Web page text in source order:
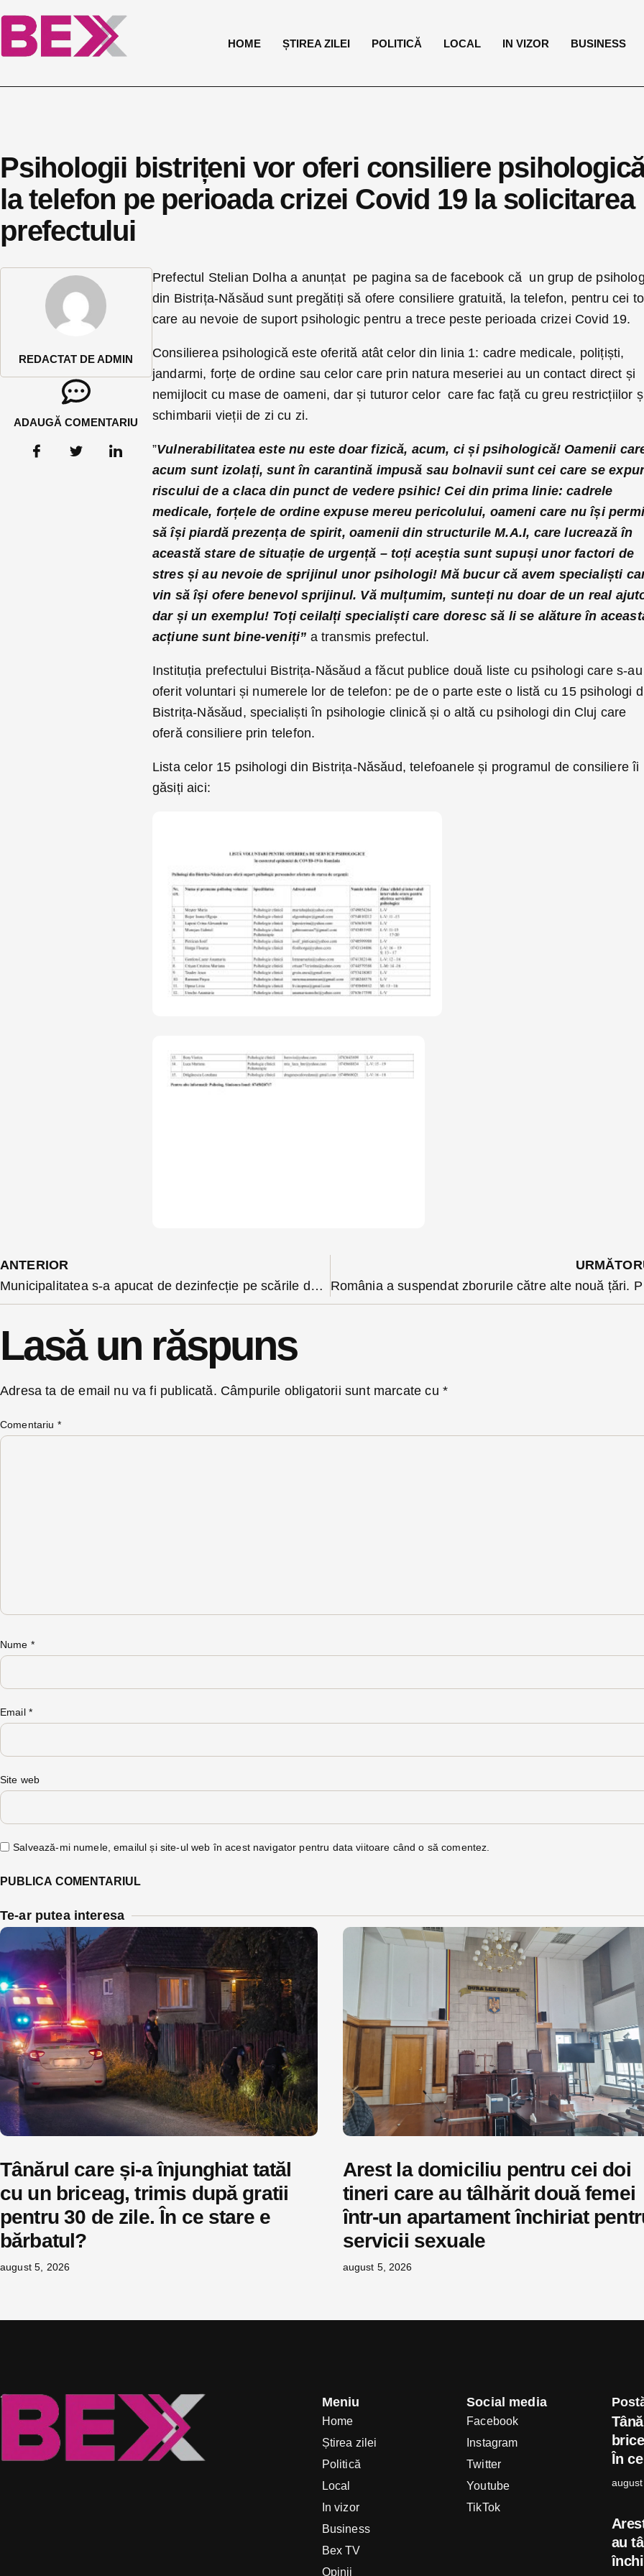
HOME ȘTIREA ZILEI POLITICĂ LOCAL IN VIZOR BUSINESS
Psihologii bistrițeni vor oferi consiliere
la telefon pe perioada crizei Covid 19 la solicitarea
prefectului
REDACTAT DE ADMIN
ADAUGĂ COMENTARIU
Prefectul Stelian Dolha a anunțat pe pagina sa de facebook că un grup de
din Bistrița-Năsăud sunt pregătiți să ofere consiliere gratuită, la telefon, pentru cei
care au nevoie de suport psihologic pentru a trece peste perioada crizei Covid 19.
Consilierea psihologică este oferită atât celor din linia 1: cadre medicale, polițiști,
jandarmi, forțe de ordine sau celor care prin natura meseriei au un contact direct și
nemijlocit cu mase de oameni, dar și tuturor celor care fac față cu greu restricțiilor
schimbarii vieții de zi cu zi.
”Vulnerabilitatea este nu este doar fizică, acum, ci și psihologică! Oamenii
acum sunt izolați, sunt în carantină impusă sau bolnavii sunt cei care se
riscului de a claca din punct de vedere psihic! Cei din prima linie: cadrele
medicale, forțele de ordine expuse mereu pericolului, oameni care nu își
să își piardă prezența de spirit, oamenii din structurile M.A.I, care lucrează în
această stare de situație de urgență – toți aceștia sunt supuși unor factori de
stres și au nevoie de sprijinul unor psihologi! Mă bucur că avem specialiști
vin să își ofere benevol sprijinul. Vă mulțumim, sunteți nu doar de un real
dar și un exemplu! Toți ceilalți specialiști care doresc să li se alăture în
acțiune sunt bine-veniți” a transmis prefectul.
Instituția prefectului Bistrița-Năsăud a făcut publice două liste cu psihologi care s-au
oferit voluntari și numerele lor de telefon: pe de o parte este o listă cu 15 psihologi
Bistrița-Năsăud, specialiști în psihologie clinică și o altă cu psihologi din Cluj care
oferă consiliere prin telefon.
Lista celor 15 psihologi din Bistrița-Năsăud, telefoanele și programul de consiliere îi
găsiți aici:
ANTERIOR
Municipalitatea s-a apucat de dezinfecție pe scările de bloc. Are target 200 de scări numai astăzi
Lasă un răspuns
Adresa ta de email nu va fi publicată. Câmpurile obligatorii sunt marcate cu *
Comentariu *
Nume *
Email *
Site web
Salvează-mi numele, emailul și site-ul web în acest navigator pentru data viitoare când o să comentez.
Te-ar putea interesa
Tânărul care și-a înjunghiat tatăl
cu un briceag, trimis după gratii
pentru 30 de zile. În ce stare e
bărbatul?
august 5, 2026
Arest la domiciliu pentru cei doi
tineri care au tâlhărit două femei
într-un apartament închiriat
servicii sexuale
august 5, 2026
Meniu
Home
Știrea zilei
Politică
Local
In vizor
Business
Bex TV
Opinii
Social media
Facebook
Instagram
Twitter
Youtube
TikTok
În
au